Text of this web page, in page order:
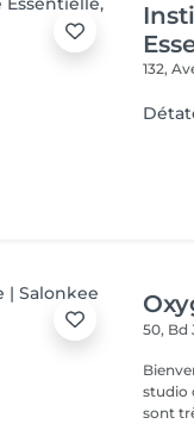
132,
50, Bd
Bienvenue chez
studio
sont